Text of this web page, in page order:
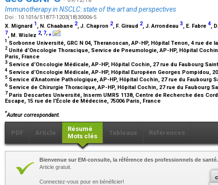
Immunotherapy in NSCLC: state of the art and perspectives
Doi : 10.1016/S1877-1203(18)30006-5
X. Mignard 1 , N. Chaabane 2, J. Chapron 2, F. Giraud 2, J. Arrondeau 3, E. Fabre 4,
7, M. Wislez 2 7 ⁎
1 Sorbonne Université, GRC N 04, Theranoscan, AP-HP, Hôpital Tenon, 4 rue de
2 Unité d’Oncologie Thoracique, Service de Pneumologie, AP-HP, Hôpital
Paris, France
3 Service d’Oncologie Médicale, AP-HP, Hôpital Cochin, 27 rue du Faubourg
4 Service d’Oncologie Médicale, AP-HP, Hôpital Européen Georges Pompidou,
5 Service d’Anatomie Pathologique, AP-HP, Hôpital Cochin, 27 rue du Faubourg
6Service de Chirurgie Thoracique, AP-HP, Hôpital Cochin, 27 rue du Faubourg
7 Paris Descartes Université, Inserm UMRS 1138, Centre de Recherche des
Escape, 15 rue de l’École de Médecine, 75006 Paris, France
*Auteur correspondant.
PDF Article
Résumé
Mots clés
Tableaux Références
Bienvenue sur EM-consulte, la référence des professionnels de santé.
Article gratuit.
Connectez-vous pour en bénéficier!